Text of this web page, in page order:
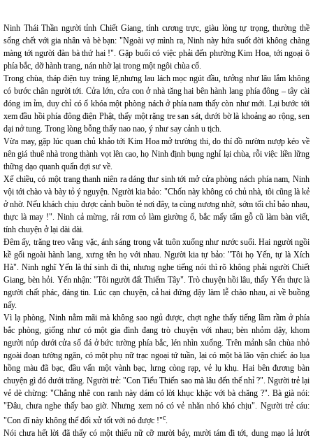
Ninh Thái Thần người tỉnh Chiết Giang, tính cương trực, giàu lòng tự trọng, thường thề
sống chết với gia nhân và bè bạn: "Ngoài vợ mình ra, Ninh này hứa suốt đời không chàng
màng tới người đàn bà thứ hai !". Gặp buổi có việc phải đến phường Kim Hoa, tới ngoại ô
phía bắc, dỡ hành trang, nán nhờ lại trong một ngôi chùa cổ.
Trong chùa, tháp điện tuy tráng lệ,nhưng lau lách mọc ngút đầu, tưởng như lâu lắm không
có bước chân người tới. Cửa lớn, cửa con ở nhà tăng hai bên hành lang phía đông – tây cài
đóng im ỉm, duy chỉ có ổ khóa một phòng nách ở phía nam thấy còn như mới. Lại bước tới
xem đầu hồi phía đông điện Phật, thấy một rặng tre san sát, dưới bờ là khoảng ao rộng, sen
dại nở tung. Trong lòng bỗng thấy nao nao, ý như say cảnh u tịch.
Vừa may, gặp lúc quan chủ khảo tới Kim Hoa mở trường thi, do thí đồ nườm nượp kéo về
nên giá thuê nhà trong thành vọt lên cao, họ Ninh định bụng nghỉ lại chùa, rỗi việc liền lững
thững dạo quanh quẩn đợi sư về.
Xế chiều, có một trang thanh niên ra dáng thư sinh tới mở cửa phòng nách phía nam, Ninh
vội tới chào và bày tỏ ý nguyện. Người kia bảo: "Chốn này không có chủ nhà, tôi cũng là kẻ
ở nhờ. Nếu khách chịu được cảnh buồn tẻ nơi đây, ta cùng nương nhờ, sớm tối chỉ bảo nhau,
thực là may !". Ninh cả mừng, rải rơm cỏ làm giường ổ, bắc mấy tấm gỗ cũ làm bàn viết,
tính chuyện ở lại dài dài.
Đêm ấy, trăng treo vằng vặc, ánh sáng trong vắt tuôn xuống như nước suối. Hai người ngồi
kề gối ngoài hành lang, xưng tên họ với nhau. Người kia tự bảo: "Tôi họ Yến, tự là Xích
Hà". Ninh nghĩ Yến là thí sinh đi thi, nhưng nghe tiếng nói thì rõ không phải người Chiết
Giang, bèn hỏi. Yến nhận: "Tôi người đất Thiểm Tây". Trò chuyện hồi lâu, thấy Yến thực là
người chất phác, đáng tin. Lúc cạn chuyện, cả hai đứng dậy làm lễ chào nhau, ai về buồng
nấy.
Vì lạ phòng, Ninh nằm mãi mà không sao ngủ được, chợt nghe thấy tiếng lầm rầm ở phía
bắc phòng, giống như có một gia đình đang trò chuyện với nhau; bèn nhỏm dậy, khom
người núp dưới cửa sổ đá ở bức tường phía bắc, lén nhìn xuống. Trên mảnh sân chùa nhỏ
ngoài đoạn tường ngăn, có một phụ nữ trạc ngoại tứ tuần, lại có một bà lão vận chiếc áo lụa
hồng màu đã bạc, đầu vấn một vành bạc, lưng còng rạp, vẻ lụ khụ. Hai bên đương bàn
chuyện gì đó dưới trăng. Người trẻ: "Con Tiểu Thiến sao mà lâu đến thế nhỉ ?". Người trẻ lại
vẻ dè chừng: "Chẳng nhẽ con ranh này dám có lời khục khặc với bà chăng ?". Bà già nói:
"Đâu, chưa nghe thấy bao giờ. Nhưng xem nó có vẻ nhăn nhó khó chịu". Người trẻ cáu:
"Con đĩ này không thể đối xử tốt với nó được !"c.
Nói chưa hết lời đã thấy có một thiếu nữ cỡ mười bảy, mười tám đi tới, dung mạo lả lướt